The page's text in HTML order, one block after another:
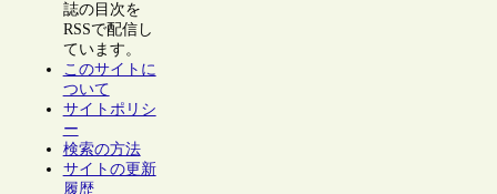
誌の目次を
RSSで配信し
ています。
このサイトに
ついて
サイトポリシ
ー
検索の方法
サイトの更新
履歴